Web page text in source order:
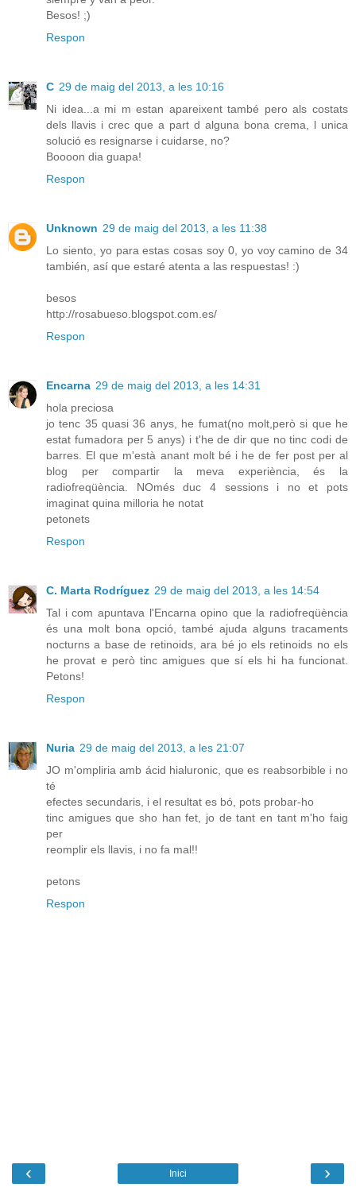
Besos! ;)
Respon
C 29 de maig del 2013, a les 10:16
Ni idea...a mi m estan apareixent també pero als costats
dels llavis i crec que a part d alguna bona crema, l unica
solució es resignarse i cuidarse, no?
Boooon dia guapa!
Respon
Unknown 29 de maig del 2013, a les 11:38
Lo siento, yo para estas cosas soy 0, yo voy camino de 34
también, así que estaré atenta a las respuestas! :)
besos
http://rosabueso.blogspot.com.es/
Respon
Encarna 29 de maig del 2013, a les 14:31
hola preciosa
jo tenc 35 quasi 36 anys, he fumat(no molt,però si que he
estat fumadora per 5 anys) i t'he de dir que no tinc codi de
barres. El que m'està anant molt bé i he de fer post per al
blog per compartir la meva experiència, és la
radiofreqüència. NOmés duc 4 sessions i no et pots
imaginat quina milloria he notat
petonets
Respon
C. Marta Rodríguez 29 de maig del 2013, a les 14:54
Tal i com apuntava l'Encarna opino que la radiofreqüència
és una molt bona opció, també ajuda alguns tracaments
nocturns a base de retinoids, ara bé jo els retinoids no els
he provat e però tinc amigues que sí els hi ha funcionat.
Petons!
Respon
Nuria 29 de maig del 2013, a les 21:07
JO m'ompliria amb ácid hialuronic, que es reabsorbible i no
té
efectes secundaris, i el resultat es bó, pots probar-ho
tinc amigues que sho han fet, jo de tant en tant m'ho faig
per
reomplir els llavis, i no fa mal!!
petons
Respon
‹ ›
Inici